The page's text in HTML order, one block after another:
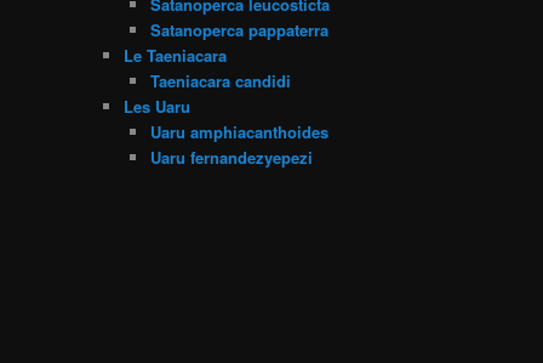
Satanoperca pappaterra
Le Taeniacara
Taeniacara candidi
Les Uaru
Uaru amphiacanthoides
Uaru fernandezyepezi